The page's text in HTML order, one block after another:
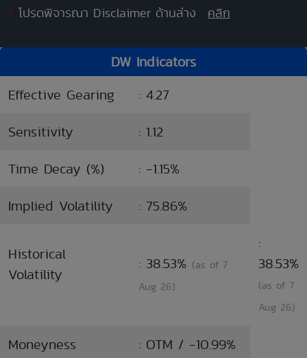
* โปรดพิจารณา Disclaimer ด้านล่าง คลิก
DW Indicators
Effective Gearing
: 4.27
Sensitivity
: 1.12
Time Decay (%)
: -1.15%
Implied Volatility
: 75.86%
Historical
Volatility
: 38.53% (as of 7
Aug 26)
:
38.53%
(as of 7
Aug 26)
Moneyness
: OTM / -10.99%